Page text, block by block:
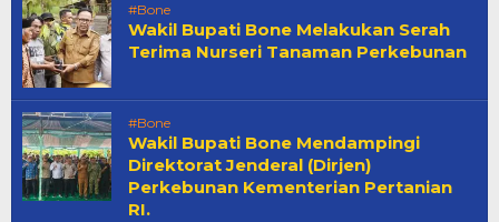
#Bone
Wakil Bupati Bone Melakukan Serah
Terima Nurseri Tanaman Perkebunan
#Bone
Wakil Bupati Bone Mendampingi
Direktorat Jenderal (Dirjen)
Perkebunan Kementerian Pertanian
RI.